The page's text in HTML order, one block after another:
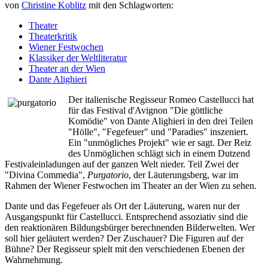
von Christine Koblitz mit den Schlagworten:
Theater
Theaterkritik
Wiener Festwochen
Klassiker der Weltliteratur
Theater an der Wien
Dante Alighieri
Der italienische Regisseur Romeo Castellucci hat
für das Festival d'Avignon "Die göttliche
Komödie" von Dante Alighieri in den drei Teilen
"Hölle", "Fegefeuer" und "Paradies" inszeniert.
Ein "unmögliches Projekt" wie er sagt. Der Reiz
des Unmöglichen schlägt sich in einem Dutzend
Festivaleinladungen auf der ganzen Welt nieder. Teil Zwei der
"Divina Commedia", Purgatorio, der Läuterungsberg, war im
Rahmen der Wiener Festwochen im Theater an der Wien zu sehen.
Dante und das Fegefeuer als Ort der Läuterung, waren nur der
Ausgangspunkt für Castellucci. Entsprechend assoziativ sind die
den reaktionären Bildungsbürger berechnenden Bilderwelten. Wer
soll hier geläutert werden? Der Zuschauer? Die Figuren auf der
Bühne? Der Regisseur spielt mit den verschiedenen Ebenen der
Wahrnehmung.